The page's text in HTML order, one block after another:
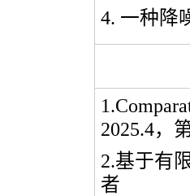
4. 一种降
2025.4，
2.基于有
者